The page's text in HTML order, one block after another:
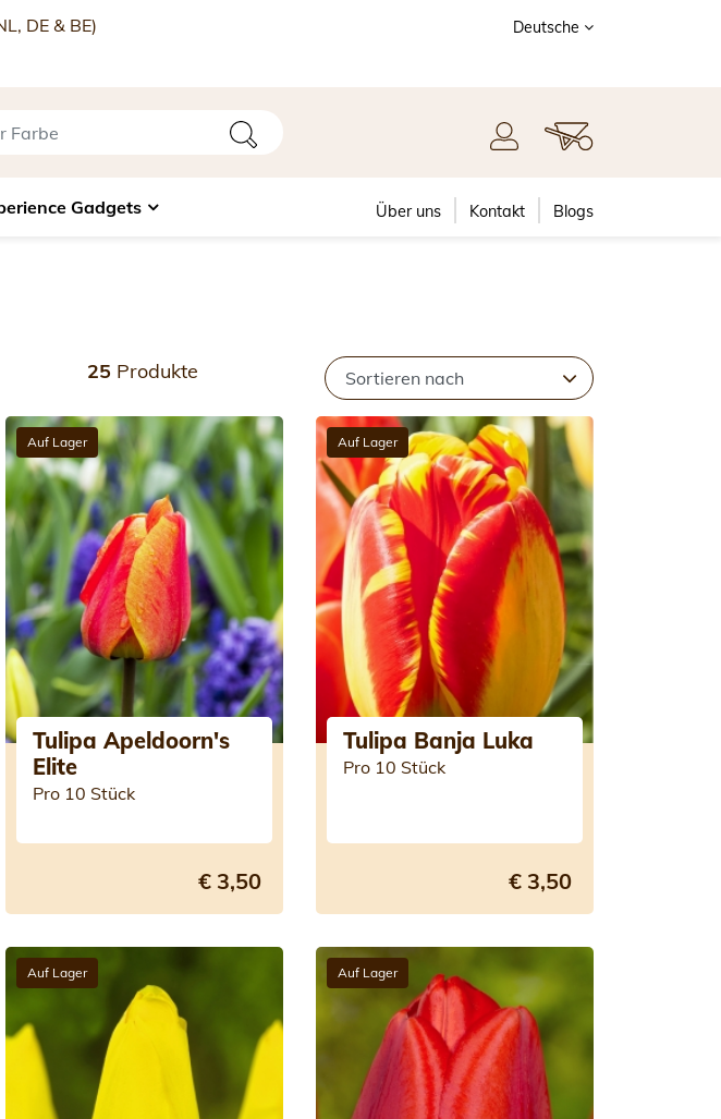
DE & BE)
Deutsche
Gadgets Über uns Kontakt Blogs
25 Produkte
Auf Lager
Tulipa Apeldoorn's
Elite
Pro 10 Stück
€ 3,50
Auf Lager
Tulipa Banja Luka
Pro 10 Stück
€ 3,50
Auf Lager Auf Lager